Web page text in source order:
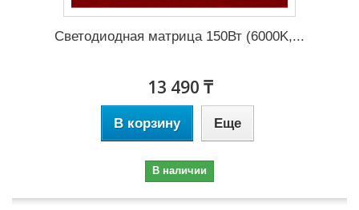
Светодиодная матрица 150Вт (6000K,...
13 490 ₸
В корзину Еще
В наличии